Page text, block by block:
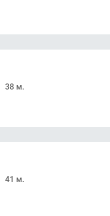
38 м.
41 м.